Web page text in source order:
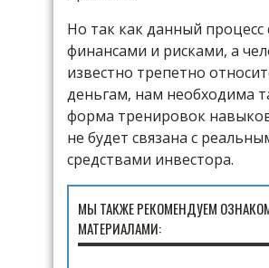
Но так как данный процесс
финансами и рисками, а
известно трепетно
деньгам, нам необходима
форма тренировок
не будет связана с
средствами инвестора.
МЫ ТАКЖЕ РЕКОМЕНДУЕМ
МАТЕРИАЛАМИ: